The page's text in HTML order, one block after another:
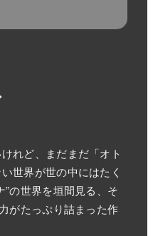
れど、まだまだ「オト
世界が世の中にはたく
”の世界を垣間見る、そ
がたっぷり詰まった作